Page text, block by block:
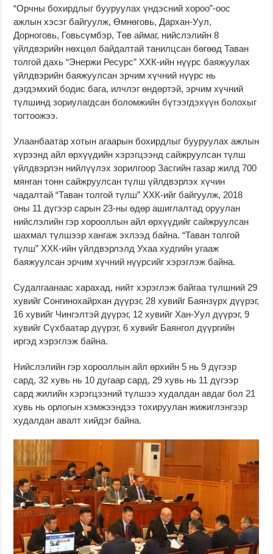
“Орчны бохирдлыг бууруулах үндэсний хороо”-оос
ажлын хэсэг байгуулж, Өмнөговь, Дархан-Уул,
Дорноговь, Говьсүмбэр, Төв аймаг, нийслэлийн 8
үйлдвэрийн нөхцөл байдалтай танилцсан бөгөөд Таван
толгой дахь “Энержи Ресурс” ХХК-ийн нүүрс баяжуулах
үйлдвэрийн баяжуулсан эрчим хүчний нүүрс нь
дэгдэмхий бодис бага, илчлэг өндөртэй, эрчим хүчний
түлшинд зориулагдсан боломжийн бүтээгдэхүүн болохыг
тогтоожээ.
Улаанбаатар хотын агаарын бохирдлыг бууруулах ажлын
хүрээнд айл өрхүүдийн хэрэгцээнд сайжруулсан түлш
үйлдвэрлэн нийлүүлэх зорилгоор Засгийн газар жилд 700
мянган тонн сайжруулсан түлш үйлдвэрлэх хүчин
чадалтай “Таван толгой түлш” ХХК-ийг байгуулж, 2018
оны 11 дүгээр сарын 23-ны өдөр ашиглалтад оруулан
нийслэлийн гэр хорооллын айл өрхүүдийг сайжруулсан
шахмал түлшээр хангаж эхлээд байна. “Таван толгой
түлш” ХХК-ийн үйлдвэрлэлд Ухаа худгийн угааж
баяжуулсан эрчим хүчний нүүрсийг хэрэглэж байна.
Судалгаанаас харахад, нийт хэрэглэж байгаа түлшний 29
хувийг Сонгинохайрхан дүүрэг, 28 хувийг Баянзүрх дүүрэг,
16 хувийг Чингэлтэй дүүрэг, 12 хувийг Хан-Уул дүүрэг, 9
хувийг Сүхбаатар дүүрэг, 6 хувийг Баянгол дүүргийн
иргэд хэрэглэж байна.
Нийслэлийн гэр хорооллын айл өрхийн 5 нь 9 дүгээр
сард, 32 хувь нь 10 дугаар сард, 29 хувь нь 11 дүгээр
сард жилийн хэрэгцээний түлшээ худалдан авдаг бол 21
хувь нь орлогын хэмжээндээ тохируулан жижиглэнгээр
худалдан авалт хийдэг байна.